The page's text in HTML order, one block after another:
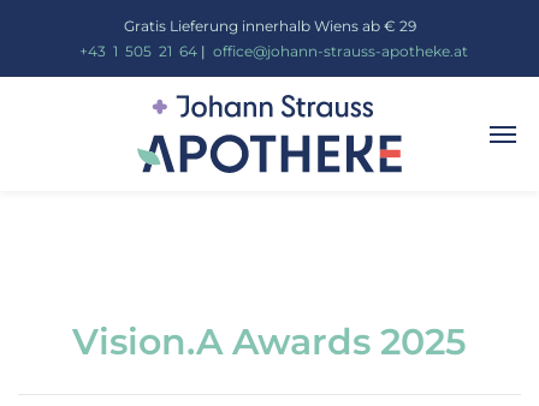
Gratis Lieferung innerhalb Wiens ab € 29
+43 1 505_ 21 64| office@johann-strauss-apotheke.at
Vision.A Awards 2025